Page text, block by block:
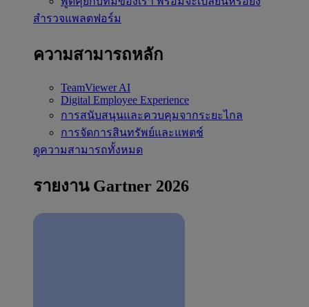
สำรวจแพลตฟอร์ม
ความสามารถหลัก
TeamViewer AI
Digital Employee Experience
การสนับสนุนและควบคุมจากระยะไกล
การจัดการสินทรัพย์และแพตช์
ดูความสามารถทั้งหมด
รายงาน Gartner 2026